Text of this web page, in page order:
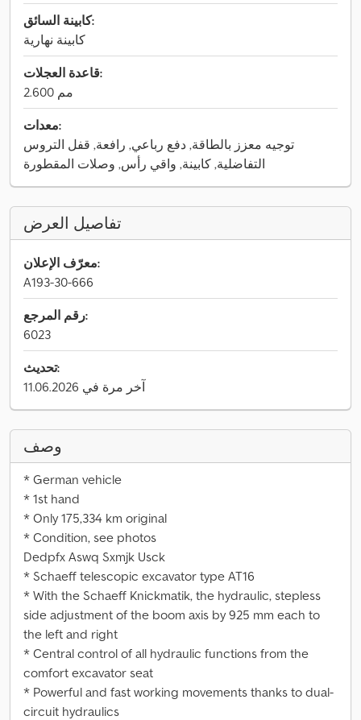
كابينة السائق:
كابينة نهارية
قاعدة العجلات:
2.600 مم
معدات:
توجيه معزز بالطاقة, دفع رباعي, رافعة, قفل التروس
التفاضلية, كابينة, واقي رأس, وصلات المقطورة
تفاصيل العرض
معرّف الإعلان:
A193-30-666
رقم المرجع:
6023
تحديث:
آخر مرة في 11.06.2026
وصف
* German vehicle
* 1st hand
* Only 175,334 km original
* Condition, see photos
Dedpfx Aswq Sxmjk Usck
* Schaeff telescopic excavator type AT16
* With the Schaeff Knickmatik, the hydraulic, stepless
side adjustment of the boom axis by 925 mm each to
the left and right
* Central control of all hydraulic functions from the
comfort excavator seat
* Powerful and fast working movements thanks to dual-
circuit hydraulics